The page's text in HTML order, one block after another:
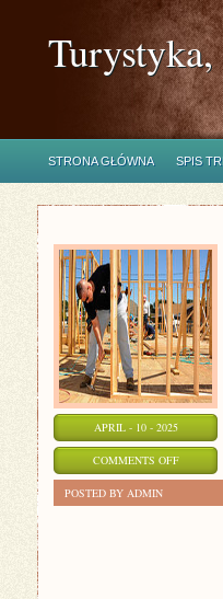
STRONA GŁÓWNA SPIS
APRIL - 10 - 2025
COMMENTS OFFON
POSTED BY ADMIN